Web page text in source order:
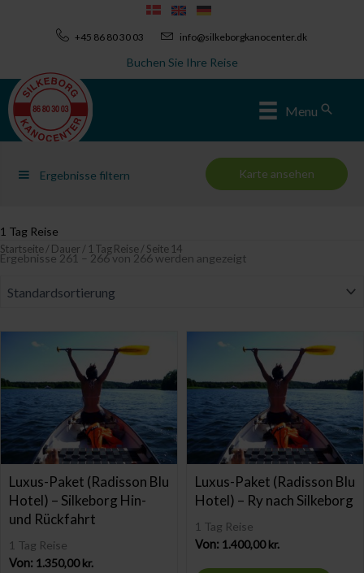
+45 86 80 30 03 info@silkeborgkanocenter.dk
Buchen Sie Ihre Reise
Menu
Ergebnisse filtern Karte ansehen
1 Tag Reise
Startseite/ Dauer / 1 Tag Reise/ Seite 14
Ergebnisse 261 – 266 von 266 werden angezeigt
Luxus-Paket (Radisson Blu
Hotel) – Silkeborg Hin-
und Rückfahrt
1 Tag Reise
Von: 1.350,00kr.
Luxus-Paket (Radisson Blu
Hotel) – Ry nach Silkeborg
1 Tag Reise
Von: 1.400,00kr.